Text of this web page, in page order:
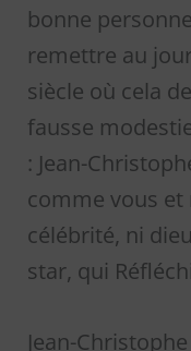
bonne
remettre au
siècle où cela
fausse
: Jean-
comme vous et
célébrité, ni
star, qui
Jean-